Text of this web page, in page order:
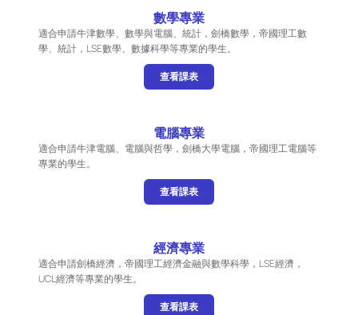
數學專業
適合申請牛津數學、數學與電腦、統計，劍橋數學，帝國理工數
學、統計，LSE數學、數據科學等專業的學生。
查看課表
電腦專業
適合申請牛津電腦、電腦與哲學，劍橋大學電腦，帝國理工電腦等
專業的學生。
查看課表
經濟專業
適合申請劍橋經濟，帝國理工經濟金融與數學科學，LSE經濟，
UCL經濟等專業的學生。
查看課表